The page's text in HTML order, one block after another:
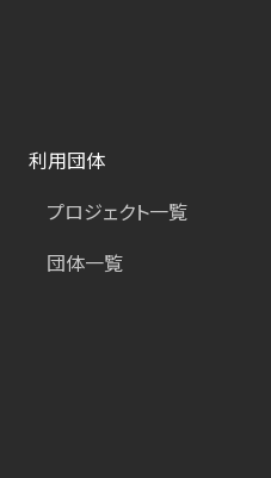
利用団体
プロジェクト一覧
団体一覧